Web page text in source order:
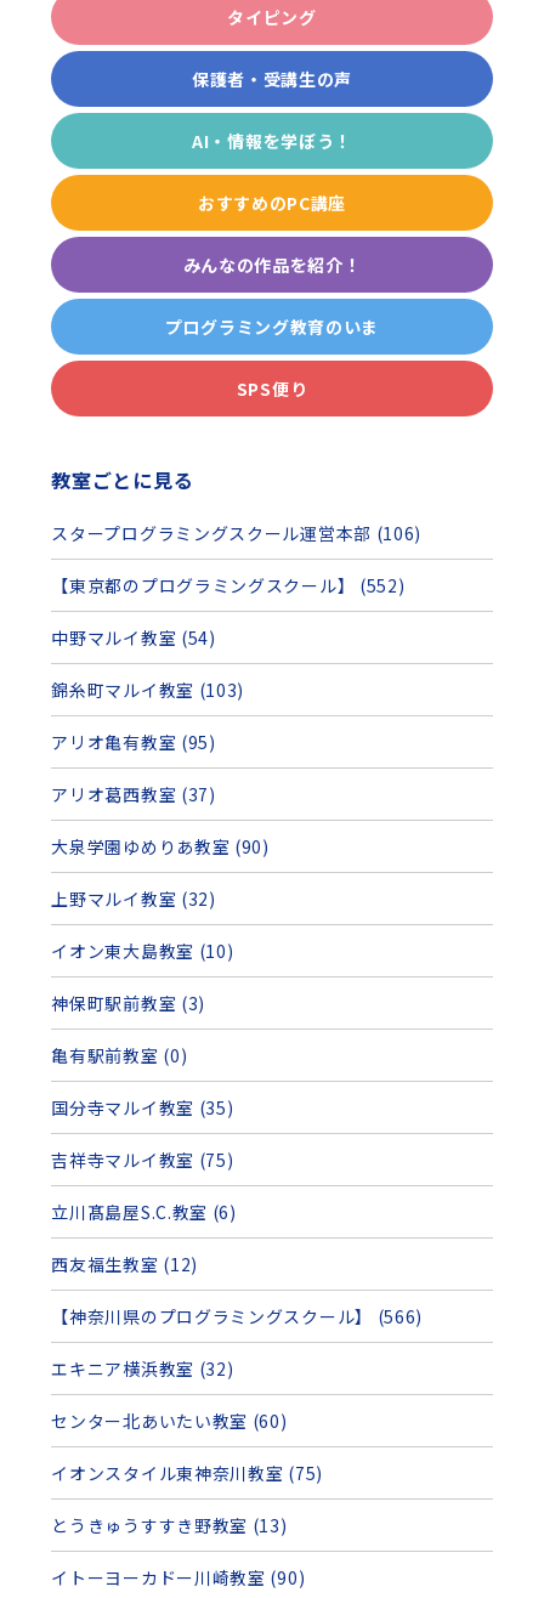
タイピング
保護者・受講生の声
AI・情報を学ぼう！
おすすめのPC講座
みんなの作品を紹介！
プログラミング教育のいま
SPS便り
教室ごとに見る
スタープログラミングスクール運営本部 (106)
【東京都のプログラミングスクール】 (552)
中野マルイ教室 (54)
錦糸町マルイ教室 (103)
アリオ亀有教室 (95)
アリオ葛西教室 (37)
大泉学園ゆめりあ教室 (90)
上野マルイ教室 (32)
イオン東大島教室 (10)
神保町駅前教室 (3)
亀有駅前教室 (0)
国分寺マルイ教室 (35)
吉祥寺マルイ教室 (75)
立川髙島屋S.C.教室 (6)
西友福生教室 (12)
【神奈川県のプログラミングスクール】 (566)
エキニア横浜教室 (32)
センター北あいたい教室 (60)
イオンスタイル東神奈川教室 (75)
とうきゅうすすき野教室 (13)
イトーヨーカドー川崎教室 (90)